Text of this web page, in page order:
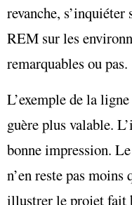
revanche,
REM sur les
remarquables ou pas.
L’exemple de la
guère plus valable.
bonne impression.
n’en reste pas
illustrer le projet fait